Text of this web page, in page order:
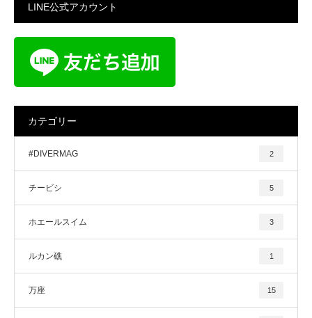
LINE公式アカウント
カテゴリー
#DIVERMAG 2
チービシ 5
ホエールスイム 3
ルカン礁 1
万座 15